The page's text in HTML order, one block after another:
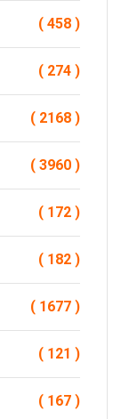
( 458 )
( 274 )
( 2168 )
( 3960 )
( 172 )
( 182 )
( 1677 )
( 121 )
( 167 )